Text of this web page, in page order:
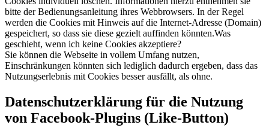
bitte der Bedienungsanleitung ihres Webbrowsers. In der Regel
werden die Cookies mit Hinweis auf die Internet-Adresse (Domain)
gespeichert, so dass sie diese gezielt auffinden könnten.Was
geschieht, wenn ich keine Cookies akzeptiere?
Sie können die Webseite in vollem Umfang nutzen,
Einschränkungen könnten sich lediglich dadurch ergeben, dass das
Nutzungserlebnis mit Cookies besser ausfällt, als ohne.
Datenschutzerklärung für die Nutzung
von Facebook-Plugins (Like-Button)